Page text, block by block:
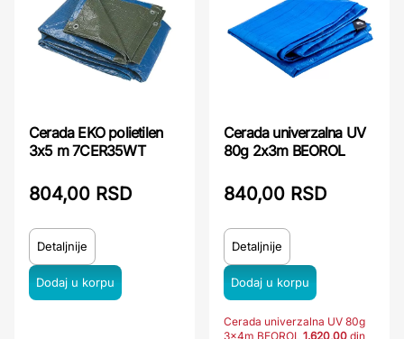
Cerada EKO polietilen
3x5 m 7CER35WT
804,00 RSD
Detaljnije
Cerada univerzalna UV
80g 2x3m BEOROL
840,00 RSD
Detaljnije
Cerada univerzalna UV 80g
3x4m BEOROL 1.620,00 din